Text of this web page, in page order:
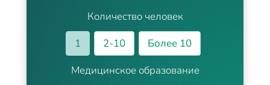
Количество человек
1
2-10
Более 10
Медицинское образование